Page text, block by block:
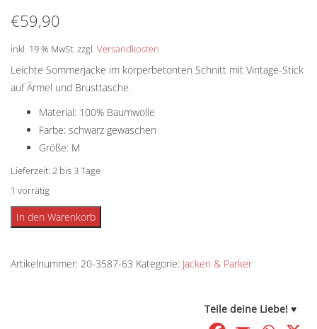
€59,90
inkl. 19 % MwSt. zzgl. Versandkosten
Leichte Sommerjacke im körperbetonten Schnitt mit Vintage-Stick
auf Ärmel und Brusttasche.
Material: 100% Baumwolle
Farbe: schwarz gewaschen
Größe: M
Lieferzeit: 2 bis 3 Tage
1 vorrätig
Heritage
Vintage
schwarz
In den Warenkorb
Artikelnummer: 20-3587-63 Kategorie: Jacken & Parker
Teile deine Liebe! ♥